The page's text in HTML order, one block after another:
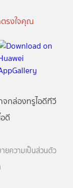
รงใจคุณ
จกล่องทรูไอดีทีวี
ดี
ายความเป็นส่วนตัว